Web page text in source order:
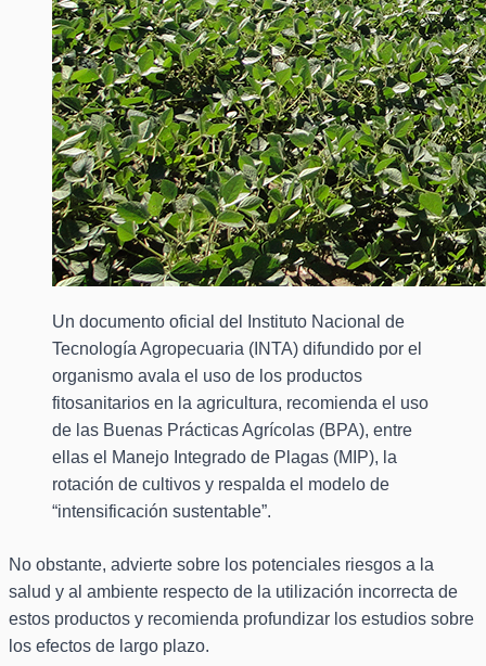
Un documento oficial del Instituto Nacional de
Tecnología Agropecuaria (INTA) difundido por el
organismo avala el uso de los productos
fitosanitarios en la agricultura, recomienda el uso
de las Buenas Prácticas Agrícolas (BPA), entre
ellas el Manejo Integrado de Plagas (MIP), la
rotación de cultivos y respalda el modelo de
“intensificación sustentable”.
No obstante, advierte sobre los potenciales riesgos a la
salud y al ambiente respecto de la utilización incorrecta de
estos productos y recomienda profundizar los estudios sobre
los efectos de largo plazo.